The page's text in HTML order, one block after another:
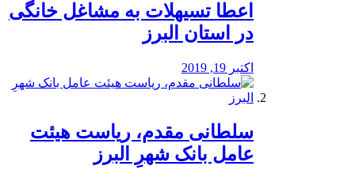
️اعطا تسیهلات به مشاغل خانگی
در استان البرز
اکتبر 19, 2019
سلطانی مقدم، ریاست هیئت
عامل بانک شهرِ البرز